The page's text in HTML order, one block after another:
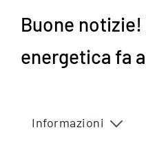
Buone notizie!
energetica fa
Informazioni